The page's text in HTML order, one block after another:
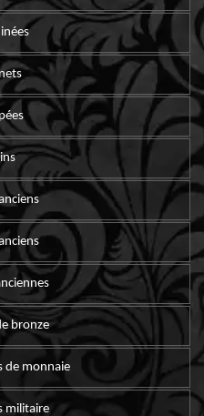
bronze
de monnaie
militaire